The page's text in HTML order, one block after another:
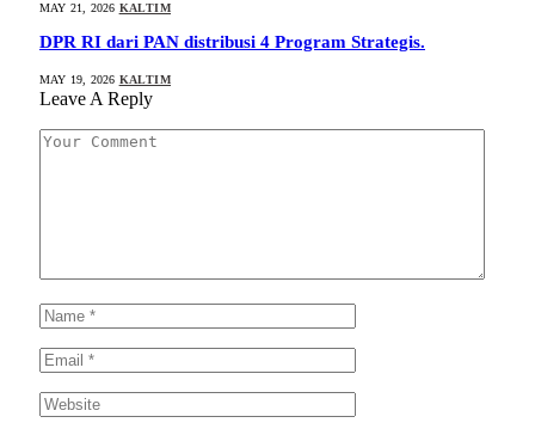
MAY 21, 2026 KALTIM
DPR RI dari PAN distribusi 4 Program Strategis.
MAY 19, 2026 KALTIM
Leave A Reply